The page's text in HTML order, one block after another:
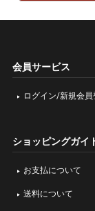
会員サービス
ログイン/新規会員
ショッピングガイ
お支払について
送料について